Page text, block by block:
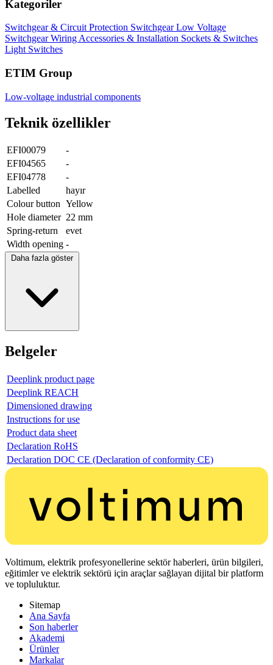
Kategoriler
Switchgear & Circuit Protection SwitchgearLow Voltage
SwitchgearWiring Accessories & Installation Sockets & Switches
Light Switches
ETIM Group
Low-voltage industrial components
Teknik özellikler
EFI00079
-
EFI04565
-
EFI04778
-
Labelled
hayır
Colour button Yellow
Hole diameter 22 mm
Spring-return
evet
Width opening -
Daha fazla göster
Belgeler
Deeplink product page
Deeplink REACH
Dimensioned drawing
Instructions for use
Product data sheet
Declaration RoHS
Declaration DOC CE (Declaration of conformity CE)
Voltimum, elektrik profesyonellerine sektör haberleri, ürün bilgileri,
eğitimler ve elektrik sektörü için araçlar sağlayan dijital bir platform
ve topluluktur.
Sitemap
Ana Sayfa
Son haberler
Akademi
Ürünler
Markalar